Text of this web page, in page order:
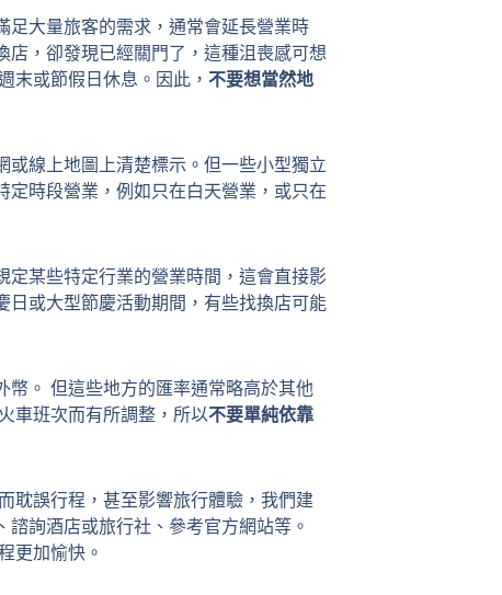
大量旅客的需求，通常會延長營業時
，卻發現已經關門了，這種沮喪感可想
末或節假日休息。因此， 不要想當然地
線上地圖上清楚標示。但一些小型獨立
時段營業，例如只在白天營業，或只在
某些特定行業的營業時間，這會直接影
或大型節慶活動期間，有些找換店可能
。 但這些地方的匯率通常略高於其他
車班次而有所調整，所以不要單純依靠
耽誤行程，甚至影響旅行體驗，我們建
詢酒店或旅行社、參考官方網站等。
更加愉快。